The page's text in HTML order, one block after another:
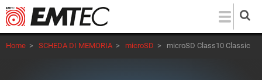
Salta
al
contenuto
principale
Home > SCHEDA DI MEMORIA > microSD > microSD Class10 Classic